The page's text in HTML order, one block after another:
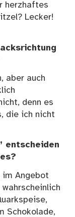
herzhaftes
Lecker!
aber auch
denn es
die ich nicht
entscheiden
im Angebot
Schokolade,